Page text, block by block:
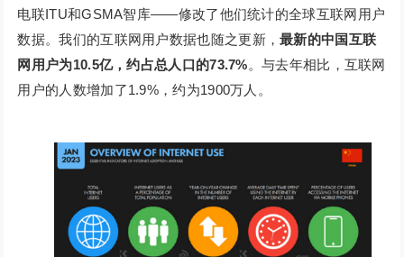
电联ITU和GSMA智库——修改了他们统计的全球互联网用户
数据。我们的互联网用户数据也随之更新，最新的中国互联
网用户为10.5亿，约占总人口的73.7%。与去年相比，互联网
用户的人数增加了1.9%，约为1900万人。